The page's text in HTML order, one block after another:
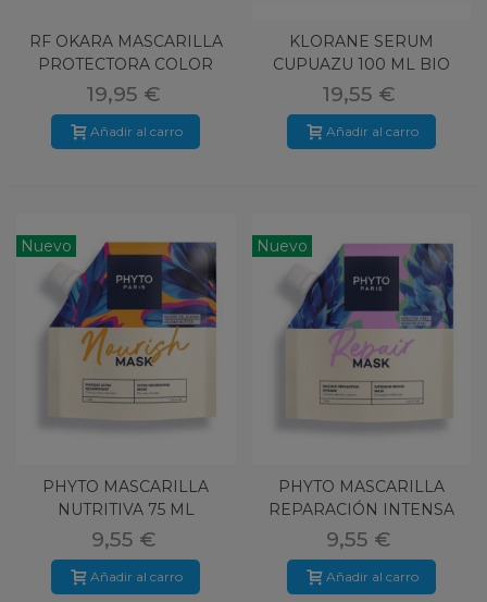
RF OKARA MASCARILLA
PROTECTORA COLOR
100 ML
19,95 €
Añadir al carro
KLORANE SERUM
CUPUAZU 100 ML BIO
19,55 €
Añadir al carro
Nuevo
PHYTO MASCARILLA
NUTRITIVA 75 ML
9,55 €
Añadir al carro
Nuevo
PHYTO MASCARILLA
REPARACIÓN INTENSA
75 ML
9,55 €
Añadir al carro